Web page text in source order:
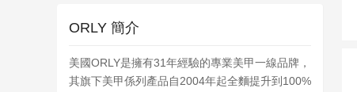
ORLY 簡介
美國ORLY是擁有31年經驗的專業美甲一線品牌，
其旗下美甲係列產品自2004年起全麵提升到100%